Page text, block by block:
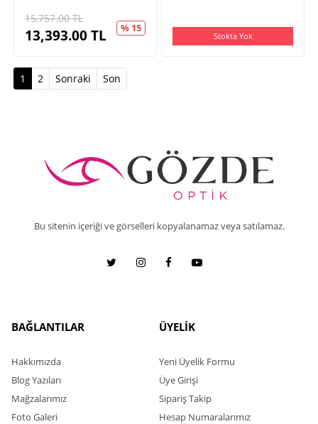
15,757.00TL
13,393.00TL % 15
Stokta Yok
1 (current)
2 Sonraki Son
Bu sitenin içeriği ve görselleri kopyalanamaz veya satılamaz.
BAĞLANTILAR
Hakkımızda
Blog Yazıları
Mağzalarımız
Foto Galeri
ÜYELİK
Yeni Üyelik Formu
Üye Girişi
Sipariş Takip
Hesap Numaralarımız